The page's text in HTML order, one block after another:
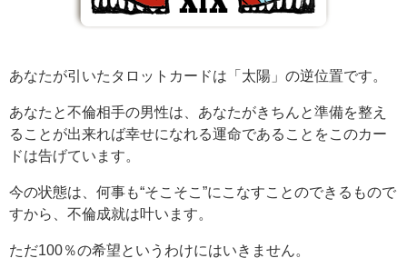
あなたが引いたタロットカードは「太陽」の逆位置です。
あなたと不倫相手の男性は、あなたがきちんと準備を整え
ることが出来れば幸せになれる運命であることをこのカー
ドは告げています。
今の状態は、何事も“そこそこ”にこなすことのできるもので
すから、不倫成就は叶います。
ただ100％の希望というわけにはいきません。